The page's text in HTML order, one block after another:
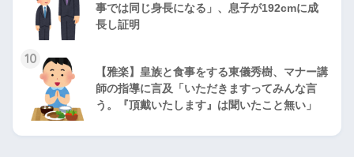
事では同じ身長になる」、息子が192cmに成
長し証明
10
【雅楽】皇族と食事をする東儀秀樹、マナー講
師の指導に言及「いただきますってみんな言
う。『頂戴いたします』は聞いたこと無い」